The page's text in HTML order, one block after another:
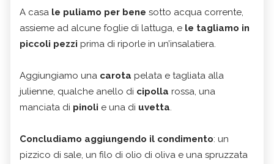
A casa le puliamo per bene sotto acqua corrente,
assieme ad alcune foglie di lattuga, e le tagliamo in
piccoli pezzi prima di riporle in un’insalatiera.
Aggiungiamo una carota pelata e tagliata alla
julienne, qualche anello di cipolla rossa, una
manciata di pinoli e una di uvetta.
Concludiamo aggiungendo il condimento: un
pizzico di sale, un filo di olio di oliva e una spruzzata